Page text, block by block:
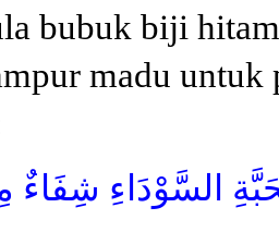
bubuk biji
madu untuk
السَّوْدَاءِ شِفَاءٌ